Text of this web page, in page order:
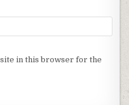
in this browser for the